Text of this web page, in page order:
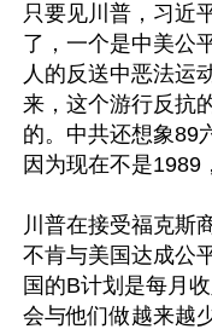
只要见川普，习近
了，一个是中美公
人的反送中恶法运
来，这个游行反抗
的。中共还想象89
因为现在不是1989
川普在接受福克斯
不肯与美国达成公
国的B计划是每月
会与他们做越来越